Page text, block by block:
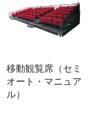
移動観覧席（セミ
オート・マニュア
ル）